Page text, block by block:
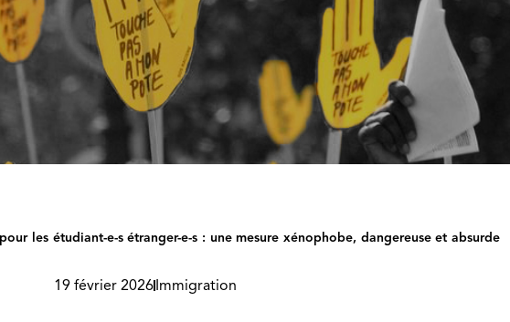
les étudiant-e-s étranger-e-s : une mesure xénophobe, dangereuse et absurde
19 février 2026Immigration